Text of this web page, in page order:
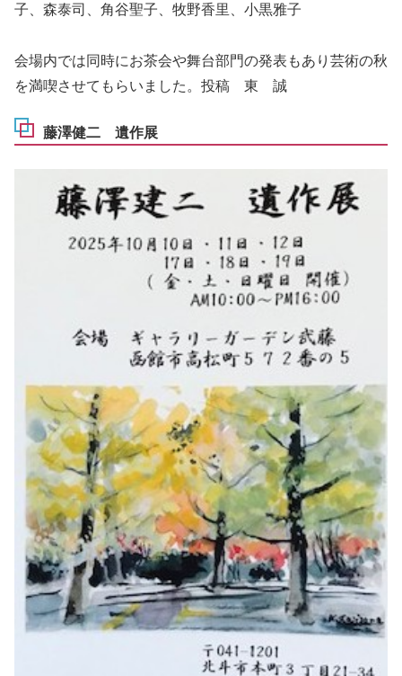
子、森泰司、角谷聖子、牧野香里、小黒雅子
会場内では同時にお茶会や舞台部門の発表もあり芸術の秋
を満喫させてもらいました。投稿 東 誠
藤澤健二 遺作展